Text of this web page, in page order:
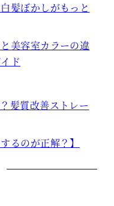
髪ぼかしがもっと
美容室カラーの違
ド
髪質改善ストレー
るのが正解？】